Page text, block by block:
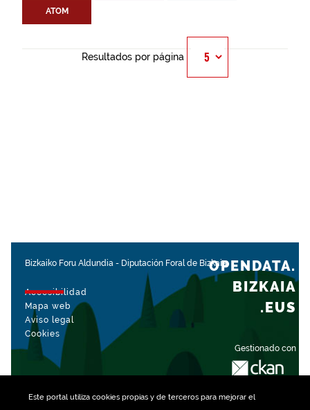
Este portal utiliza cookiespropias y de terceros para mejorar el
ATOM
Resultados por página
Bizkaiko Foru Aldundia - Diputación Foral de Bizkaia
Accesibilidad
Mapa web
Aviso legal
Cookies
Gestionado con
OPENDATA.
BIZKAIA
.EUS